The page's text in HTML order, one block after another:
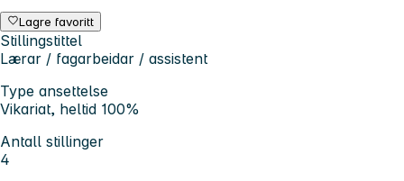
Lagre favoritt
Stillingstittel
Lærar / fagarbeidar / assistent
Type ansettelse
Vikariat, heltid 100%
Antall stillinger
4